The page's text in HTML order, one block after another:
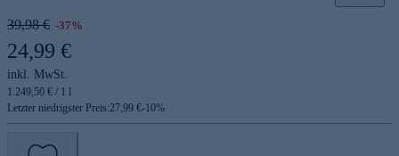
39,98 € -37%
24,99 €
inkl. MwSt.
1.249,50 € / 1 l
Letzter niedrigster Preis:27,99 €-10%